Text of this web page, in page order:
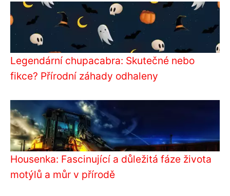
Legendární chupacabra: Skutečné nebo
fikce? Přírodní záhady odhaleny
Housenka: Fascinující a důležitá fáze života
motýlů a můr v přírodě